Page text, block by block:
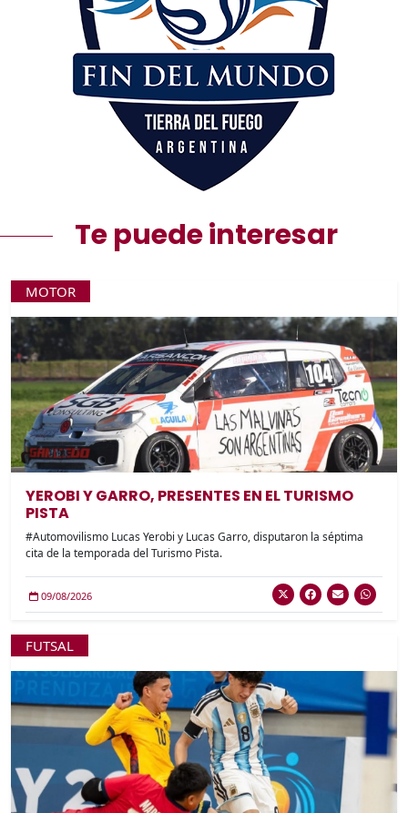
Te puede interesar
MOTOR
YEROBI Y GARRO, PRESENTES EN EL TURISMO
PISTA
#Automovilismo Lucas Yerobi y Lucas Garro, disputaron la séptima
cita de la temporada del Turismo Pista.
09/08/2026
FUTSAL